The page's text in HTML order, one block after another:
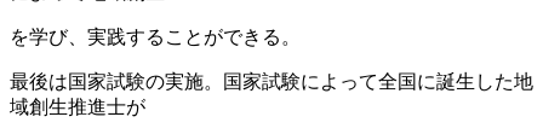
を学び、実践することができる。
最後は国家試験の実施。国家試験によって全国に誕生した地
域創生推進士が